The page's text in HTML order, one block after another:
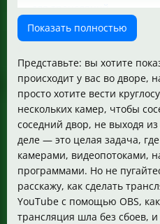
Практический пример:
одной уличной камеры
помощью нескольких
Автоматизация запуска
Как автоматически
потере видеопотока
Таблица сравнения
трансляции
Итог
Показать полностью
Представьте: вы хотите
происходит у вас во дворе,
просто хотите вести
нескольких камер, чтобы
соседний двор, не выходя
деле — это целая задача,
камерами, видеопотоками,
программами. Но не
расскажу, как сделать
YouTube с помощью OBS,
трансляция шла без сбоев,